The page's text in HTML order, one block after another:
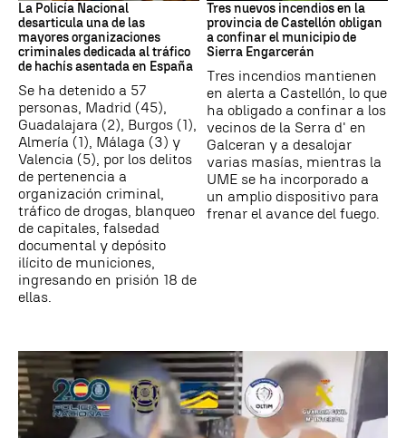
La Policía Nacional
desarticula una de las
mayores organizaciones
criminales dedicada al tráfico
de hachís asentada en España
Se ha detenido a 57
personas, Madrid (45),
Guadalajara (2), Burgos (1),
Almería (1), Málaga (3) y
Valencia (5), por los delitos
de pertenencia a
organización criminal,
tráfico de drogas, blanqueo
de capitales, falsedad
documental y depósito
ilícito de municiones,
ingresando en prisión 18 de
ellas.
Tres nuevos incendios en la
provincia de Castellón obligan
a confinar el municipio de
Sierra Engarcerán
Tres incendios mantienen
en alerta a Castellón, lo que
ha obligado a confinar a los
vecinos de la Serra d' en
Galceran y a desalojar
varias masías, mientras la
UME se ha incorporado a
un amplio dispositivo para
frenar el avance del fuego.